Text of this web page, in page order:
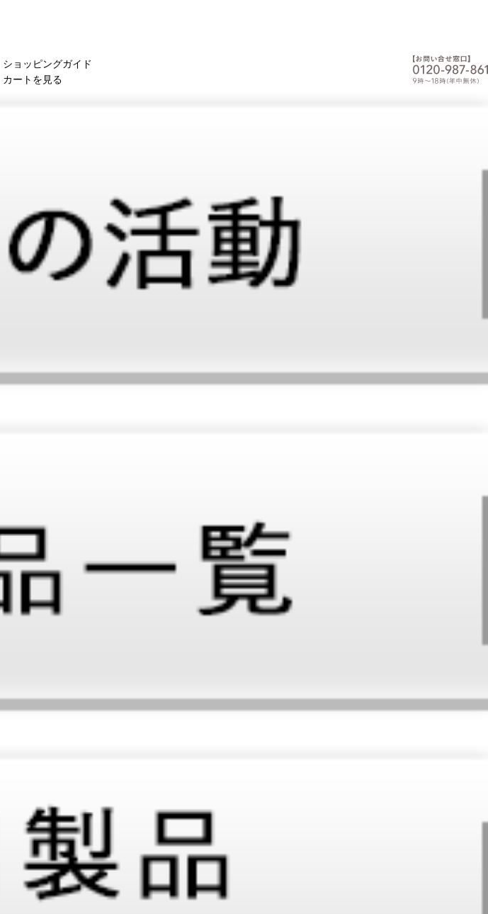
ショッピングガイド
カートを見る